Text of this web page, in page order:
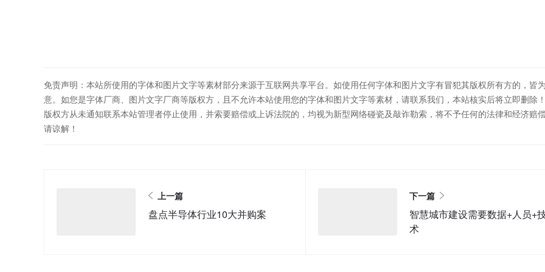
免责声明：本站所使用的字体和图片文字等素材部分来源于互联网共享平台。如使用任何字体和图片文字有冒犯其版权所有方的，皆
意。如您是字体厂商、图片文字厂商等版权方，且不允许本站使用您的字体和图片文字等素材，请联系我们，本站核实后将立即删除
版权方从未通知联系本站管理者停止使用，并索要赔偿或上诉法院的，均视为新型网络碰瓷及敲诈勒索，将不予任何的法律和经济赔
请谅解！
上一篇
盘点半导体行业10大并购案
下一篇
智慧城市建设需要数据+人员+
术